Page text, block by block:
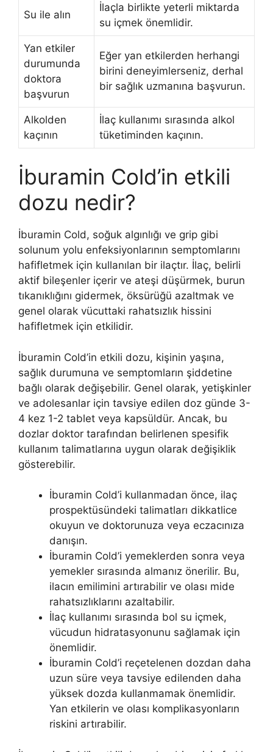
Su ile alın
İlaçla birlikte yeterli miktarda
su içmek önemlidir.
Yan etkiler
durumunda
doktora
başvurun
Eğer yan etkilerden herhangi
birini deneyimlerseniz, derhal
bir sağlık uzmanına başvurun.
Alkolden
kaçının
İlaç kullanımı sırasında alkol
tüketiminden kaçının.
İburamin Cold’in etkili
dozu nedir?
İburamin Cold, soğuk algınlığı ve grip gibi
solunum yolu enfeksiyonlarının semptomlarını
hafifletmek için kullanılan bir ilaçtır. İlaç, belirli
aktif bileşenler içerir ve ateşi düşürmek, burun
tıkanıklığını gidermek, öksürüğü azaltmak ve
genel olarak vücuttaki rahatsızlık hissini
hafifletmek için etkilidir.
İburamin Cold’in etkili dozu, kişinin yaşına,
sağlık durumuna ve semptomların şiddetine
bağlı olarak değişebilir. Genel olarak, yetişkinler
ve adolesanlar için tavsiye edilen doz günde 3-
4 kez 1-2 tablet veya kapsüldür. Ancak, bu
dozlar doktor tarafından belirlenen spesifik
kullanım talimatlarına uygun olarak değişiklik
gösterebilir.
İburamin Cold’i kullanmadan önce, ilaç
prospektüsündeki talimatları dikkatlice
okuyun ve doktorunuza veya eczacınıza
danışın.
İburamin Cold’i yemeklerden sonra veya
yemekler sırasında almanız önerilir. Bu,
ilacın emilimini artırabilir ve olası mide
rahatsızlıklarını azaltabilir.
İlaç kullanımı sırasında bol su içmek,
vücudun hidratasyonunu sağlamak için
önemlidir.
İburamin Cold’i reçetelenen dozdan daha
uzun süre veya tavsiye edilenden daha
yüksek dozda kullanmamak önemlidir.
Yan etkilerin ve olası komplikasyonların
riskini artırabilir.